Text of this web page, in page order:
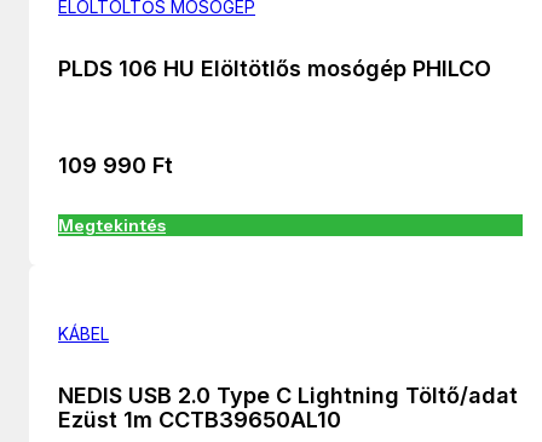
ELÖLTÖLTŐS MOSÓGÉP
PLDS 106 HU Elöltötlős mosógép PHILCO
109 990 Ft
Megtekintés
KÁBEL
NEDIS USB 2.0 Type C Lightning Töltő/adat
Ezüst 1m CCTB39650AL10